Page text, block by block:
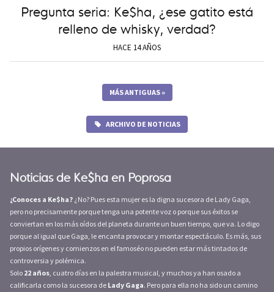
Pregunta seria: Ke$ha, ¿ese gatito está
relleno de whisky, verdad?
HACE 14 AÑOS
MÁS ANTIGUAS »
ARCHIVO DE NOTICIAS
Noticias de Ke$ha en Poprosa
¿Conoces a Ke$ha? ¿No? Pues esta mujer es la digna sucesora de Lady Gaga,
pero no precisamente porque tenga una potente voz o porque sus éxitos se
conviertan en los más oídos del planeta durante un buen tiempo, que va. Lo digo
porque al igual que Gaga, le encanta provocar y montar espectáculo. Es más, sus
propios orígenes y comienzos en el famoséo no pueden estar más tintados de
controversia y polémica.
Solo 22 años , cuatro días en la palestra musical, y muchos ya han osado a
calificarla como la sucesora de Lady Gaga. Pero para ella no ha sido un camino